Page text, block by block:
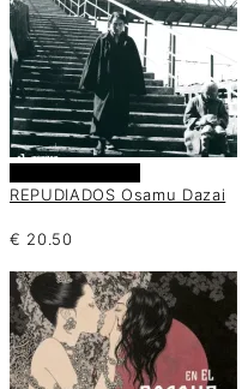
REPUDIADOS Osamu Dazai
€ 20.50